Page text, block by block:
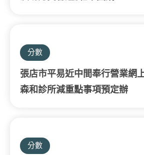
分數
張店市平易近中間奉行營業網
森和診所減重點事項預定辦
分數